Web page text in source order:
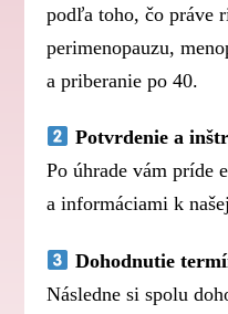
podľa toho, čo práve
perimenopauzu,
a priberanie po 40.
Potvrdenie a
Po úhrade vám príde
a informáciami k
Dohodnutie
Následne si spolu